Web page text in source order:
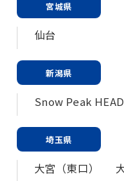
宮城県
仙台
新潟県
Snow Peak
埼玉県
大宮（東口）